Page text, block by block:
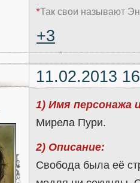
*Так свои называют
+3
11.02.2013
1) Имя персонажа
Мирела Пури.
2) Описание:
Свобода была её